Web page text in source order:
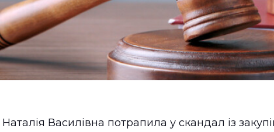
Василівна потрапила у скандал із